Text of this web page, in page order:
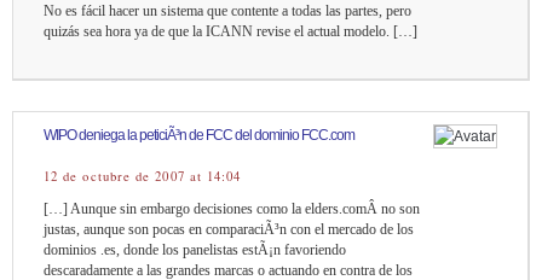
No es fácil hacer un sistema que contente a todas las partes, pero
quizás sea hora ya de que la ICANN revise el actual modelo. […]
WIPO deniega la peticiÃ³n de FCC del dominio FCC.com
12 de octubre de 2007 at 14:04
[…] Aunque sin embargo decisiones como la elders.comÂ no son
justas, aunque son pocas en comparaciÃ³n con el mercado de los
dominios .es, donde los panelistas estÃ¡n favoriendo
descaradamente a las grandes marcas o actuando en contra de los